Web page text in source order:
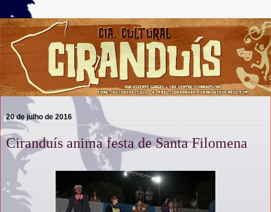
20 de julho de 2016
Ciranduís anima festa de Santa Filomena